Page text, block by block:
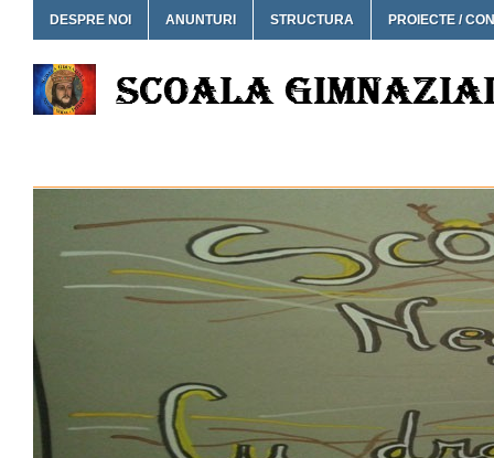
DESPRE NOI ANUNTURI STRUCTURA PROIECTE /
SCOALA GIMNAZIALA